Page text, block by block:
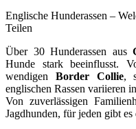
Englische Hunderassen –
Teilen
Über 30 Hunderassen aus
Hunde stark beeinflusst.
wendigen Border Collie,
englischen Rassen variieren
Von zuverlässigen
Jagdhunden, für jeden gibt es